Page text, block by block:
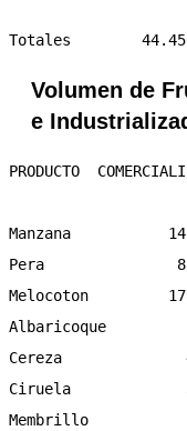
Volumen de
e
PRODUCTO
Manzana
Pera
Melocoton
Albaricoque
Cereza
Ciruela
Membrillo